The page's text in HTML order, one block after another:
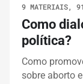
9 MATERIAIS,
Como
política?
Como
sobre aborto